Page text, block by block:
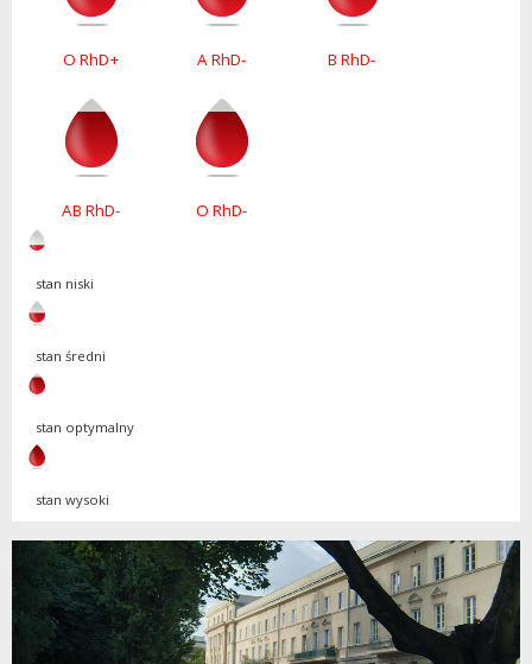
O RhD+ A RhD- B RhD-
AB RhD- O RhD-
stan niski
stan średni
stan optymalny
stan wysoki